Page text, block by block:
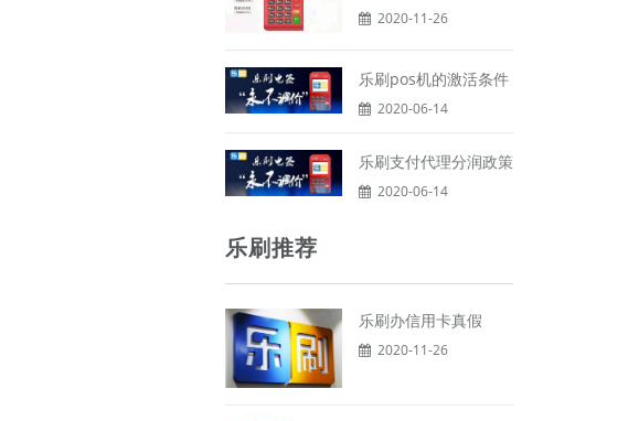
2020-11-26
乐刷pos机的激活条件
2020-06-14
乐刷支付代理分润政策
2020-06-14
乐刷推荐
乐刷办信用卡真假
2020-11-26